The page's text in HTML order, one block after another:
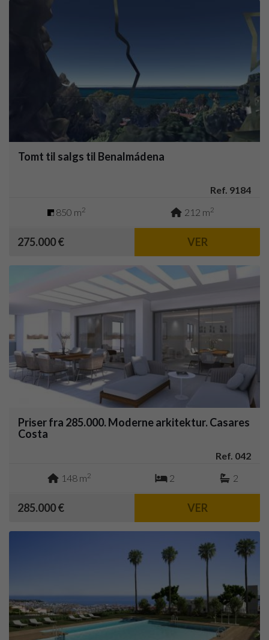
Tomt til salgs til Benalmádena
Ref. 9184
850 m2 212 m2
275.000 € VER
Priser fra 285.000. Moderne arkitektur. Casares
Costa
Ref. 042
148 m2 2 2
285.000 € VER